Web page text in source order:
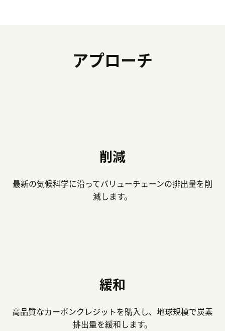
アプローチ
削減
最新の気候科学に沿ってバリューチェーンの排出量を削
減します。
緩和
高品質なカーボンクレジットを購入し、地球規模で炭素
排出量を緩和します。